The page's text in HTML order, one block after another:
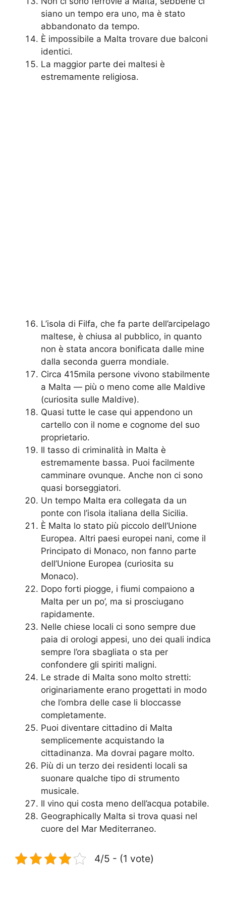
siano un tempo era uno, ma è stato
abbandonato da tempo.
È impossibile a Malta trovare due balconi
identici.
La maggior parte dei maltesi è
estremamente religiosa.
L’isola di Filfa, che fa parte dell’arcipelago
maltese, è chiusa al pubblico, in quanto
non è stata ancora bonificata dalle mine
dalla seconda guerra mondiale.
Circa 415mila persone vivono stabilmente
a Malta — più o meno come alle Maldive
(curiosita sulle Maldive).
Quasi tutte le case qui appendono un
cartello con il nome e cognome del suo
proprietario.
Il tasso di criminalità in Malta è
estremamente bassa. Puoi facilmente
camminare ovunque. Anche non ci sono
quasi borseggiatori.
Un tempo Malta era collegata da un
ponte con l’isola italiana della Sicilia.
È Malta lo stato più piccolo dell’Unione
Europea. Altri paesi europei nani, come il
Principato di Monaco, non fanno parte
dell’Unione Europea (curiosita su
Monaco).
Dopo forti piogge, i fiumi compaiono a
Malta per un po’, ma si prosciugano
rapidamente.
Nelle chiese locali ci sono sempre due
paia di orologi appesi, uno dei quali indica
sempre l’ora sbagliata o sta per
confondere gli spiriti maligni.
Le strade di Malta sono molto stretti:
originariamente erano progettati in modo
che l’ombra delle case li bloccasse
completamente.
Puoi diventare cittadino di Malta
semplicemente acquistando la
cittadinanza. Ma dovrai pagare molto.
Più di un terzo dei residenti locali sa
suonare qualche tipo di strumento
musicale.
Il vino qui costa meno dell’acqua potabile.
Geographically Malta si trova quasi nel
cuore del Mar Mediterraneo.
4/5 - (1 vote)